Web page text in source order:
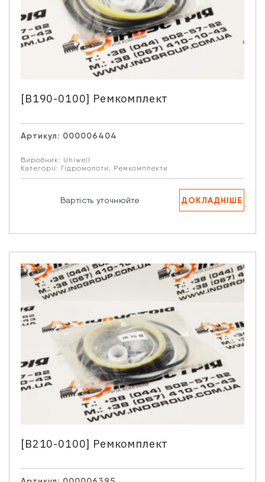
[B190-0100] Ремкомплект
Артикул: 000006404
Виробник: Uniwell
Категорії: Гідромолоти Ремкомплекти
Вартість уточнюйте ДОКЛАДНІШЕ
[B210-0100] Ремкомплект
Зв'язатися з нами
Відділ продажу запасних частин
Телефон*
Ваше запитання